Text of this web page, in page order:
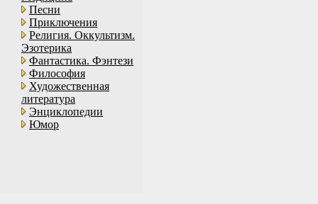
Песни
Приключения
Религия. Оккультизм.
Эзотерика
Фантастика. Фэнтези
Философия
Художественная
литература
Энциклопедии
Юмор